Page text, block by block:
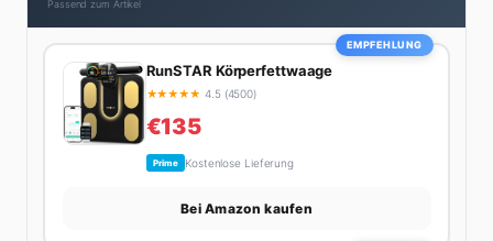
Lifestyle-Empfehlungen zusammenstellt, findet man
ihn beim Wandern in den Schweizer Alpen, am Grill
mit Freunden oder auf der Suche nach dem
perfekten Espresso. Sein Motto: Lieber einmal richtig
Passend zum Artikel
EMPFEHLUNG
RunSTAR Körperfettwaage
★★★★★ 4.5 (4500)
€135
Prime Kostenlose Lieferung
Bei Amazon kaufen